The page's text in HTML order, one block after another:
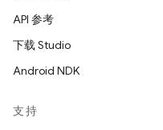
API 参考
下载 Studio
Android NDK
支持